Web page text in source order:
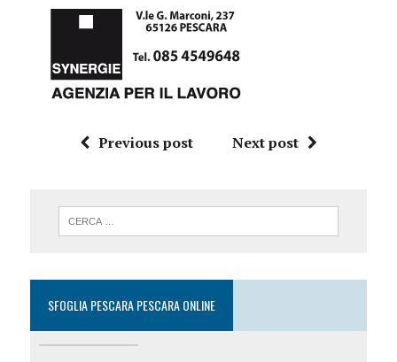
Previous post Next post
SFOGLIA PESCARA PESCARA ONLINE